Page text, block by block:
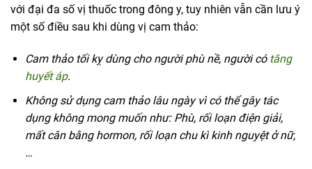
với đại đa số vị thuốc trong đông y, tuy nhiên vẫn cần lưu ý
một số điều sau khi dùng vị cam thảo:
Cam thảo tối kỵ dùng cho người phù nề, người có tăng
huyết áp.
Không sử dụng cam thảo lâu ngày vì có thể gây tác
dụng không mong muốn như: Phù, rối loạn điện giải,
mất cân bằng hormon, rối loạn chu kì kinh nguyệt ở nữ,
…